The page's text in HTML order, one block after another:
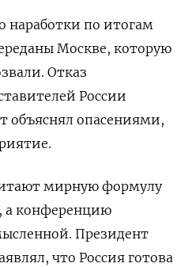
наработки по итогам
Москве, которую
Отказ
России
объяснял опасениями,
мирную формулу
а конференцию
Президент
что Россия готова